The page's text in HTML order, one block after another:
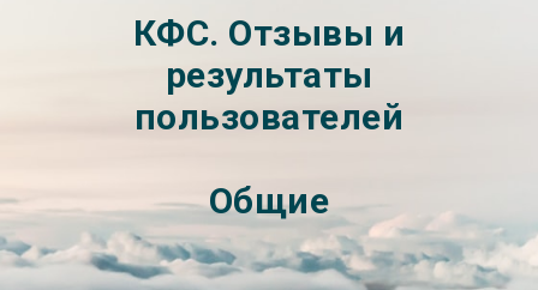
КФС. Отзывы и
результаты
пользователей
Общие